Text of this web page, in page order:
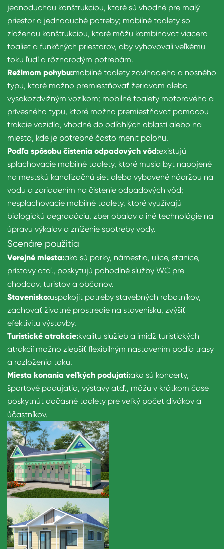
jednoduchou konštrukciou, ktoré sú vhodné pre malý
priestor a jednoduché potreby; mobilné toalety so
zloženou konštrukciou, ktoré môžu kombinovať viacero
toaliet a funkčných priestorov, aby vyhovovali veľkému
toku ľudí a rôznorodým potrebám.
Režimom pohybu:mobilné toalety zdvíhacieho a nosného
typu, ktoré možno premiestňovať žeriavom alebo
vysokozdvižným vozíkom; mobilné toalety motorového a
prívesného typu, ktoré možno premiestňovať pomocou
trakcie vozidla, vhodné do odľahlých oblastí alebo na
miesta, kde je potrebné často meniť polohu.
Podľa spôsobu čistenia odpadových vôd:existujú
splachovacie mobilné toalety, ktoré musia byť napojené
na mestskú kanalizačnú sieť alebo vybavené nádržou na
vodu a zariadením na čistenie odpadových vôd;
nesplachovacie mobilné toalety, ktoré využívajú
biologickú degradáciu, zber obalov a iné technológie na
úpravu výkalov a zníženie spotreby vody.
Scenáre použitia
Verejné miesta:ako sú parky, námestia, ulice, stanice,
prístavy atď., poskytujú pohodlné služby WC pre
chodcov, turistov a občanov.
Stavenisko:uspokojiť potreby stavebných robotníkov,
zachovať životné prostredie na stavenisku, zvýšiť
efektivitu výstavby.
Turistické atrakcie:kvalitu služieb a imidž turistických
atrakcií možno zlepšiť flexibilným nastavením podľa trasy
a rozloženia toku.
Miesta konania veľkých podujatí:ako sú koncerty,
športové podujatia, výstavy atď., môžu v krátkom čase
poskytnúť dočasné toalety pre veľký počet divákov a
účastníkov.